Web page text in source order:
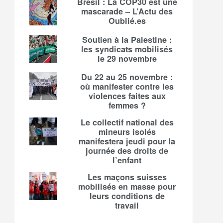
mascarade – L’Actu des
Oublié.es
Soutien à la Palestine :
les syndicats mobilisés
le 29 novembre
Du 22 au 25 novembre :
où manifester contre les
violences faites aux
femmes ?
Le collectif national des
mineurs isolés
manifestera jeudi pour la
journée des droits de
l’enfant
Les maçons suisses
mobilisés en masse pour
leurs conditions de
travail